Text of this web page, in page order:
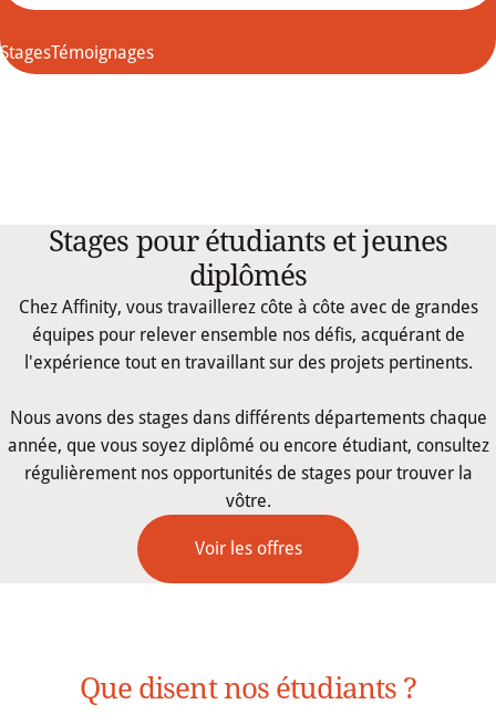
StagesTémoignages
Stages pour étudiants et jeunes
diplômés
Chez Affinity, vous travaillerez côte à côte avec de grandes
équipes pour relever ensemble nos défis, acquérant de
l'expérience tout en travaillant sur des projets pertinents.
Nous avons des stages dans différents départements chaque
année, que vous soyez diplômé ou encore étudiant, consultez
régulièrement nos opportunités de stages pour trouver la
vôtre.
Voir les offres
Que disent nos étudiants ?